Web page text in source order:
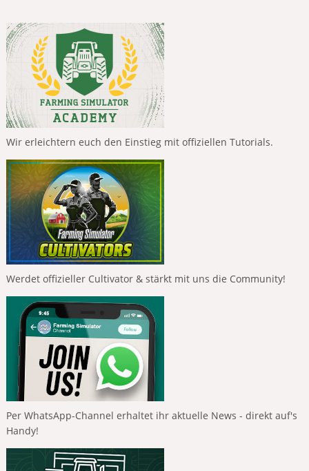
Wir erleichtern euch den Einstieg mit offiziellen Tutorials.
Werdet offizieller Cultivator & stärkt mit uns die Community!
Per WhatsApp-Channel erhaltet ihr aktuelle News - direkt auf's
Handy!